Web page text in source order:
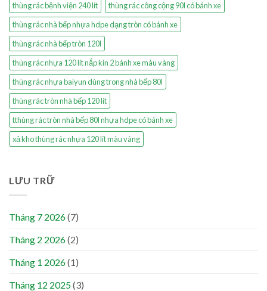
thùng rác bệnh viện 240 lít
thùng rác công cộng 90l có bánh xe
thùng rác nhà bếp nhựa hdpe dạng tròn có bánh xe
thùng rác nhà bếp tròn 120l
thùng rác nhựa 120 lít nắp kín 2 bánh xe màu vàng
thùng rác nhựa baiyun dùng trong nhà bếp 80l
thùng rác tròn nhà bếp 120 lít
tthùng rác tròn nhà bếp 80l nhựa hdpe có bánh xe
xả kho thùng rác nhựa 120 lít màu vàng
LƯU TRỮ
Tháng 7 2026(7)
Tháng 2 2026(2)
Tháng 1 2026(1)
Tháng 12 2025(3)